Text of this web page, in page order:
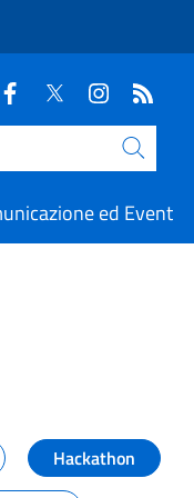
ed Eventi
Hackathon